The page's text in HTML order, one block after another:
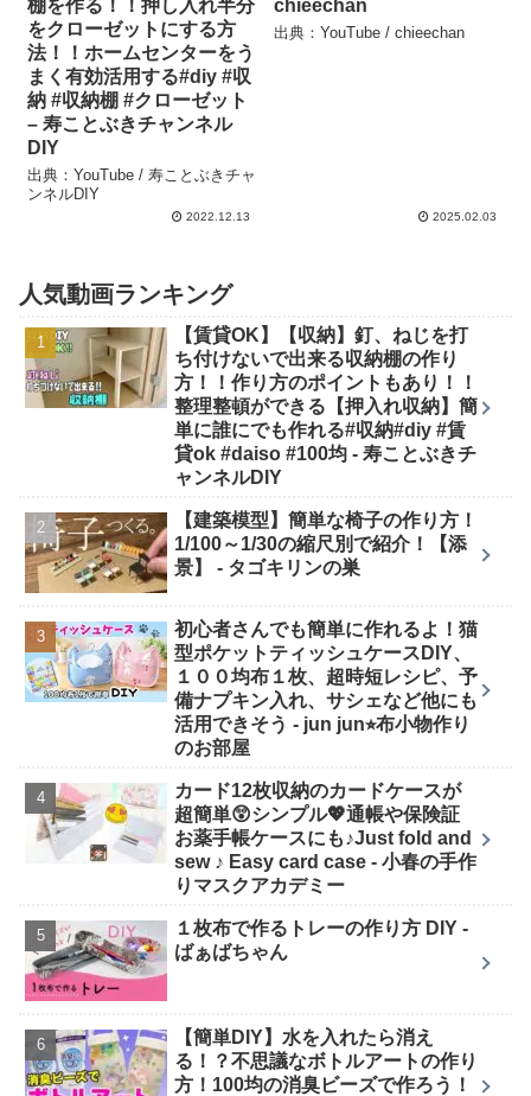
棚を作る！！押し入れ半分
をクローゼットにする方
法！！ホームセンターをう
まく有効活用する#diy #収
納 #収納棚 #クローゼット
– 寿ことぶきチャンネル
DIY
出典：YouTube / 寿ことぶきチャ
ンネルDIY
2022.12.13
chieechan
出典：YouTube / chieechan
2025.02.03
人気動画ランキング
【賃貸OK】【収納】釘、ねじを打
ち付けないで出来る収納棚の作り
方！！作り方のポイントもあり！！
整理整頓ができる【押入れ収納】簡
単に誰にでも作れる#収納#diy #賃
貸ok #daiso #100均 - 寿ことぶきチ
ャンネルDIY
【建築模型】簡単な椅子の作り方！
1/100～1/30の縮尺別で紹介！【添
景】 - タゴキリンの巣
初心者さんでも簡単に作れるよ！猫
型ポケットティッシュケースDIY、
１００均布１枚、超時短レシピ、予
備ナプキン入れ、サシェなど他にも
活用できそう - jun jun⭐︎布小物作り
のお部屋
カード12枚収納のカードケースが
超簡単😲シンプル💖通帳や保険証
お薬手帳ケースにも♪Just fold and
sew ♪ Easy card case - 小春の手作
りマスクアカデミー
１枚布で作るトレーの作り方 DIY -
ばぁばちゃん
【簡単DIY】水を入れたら消え
る！？不思議なボトルアートの作り
方！100均の消臭ビーズで作ろう！